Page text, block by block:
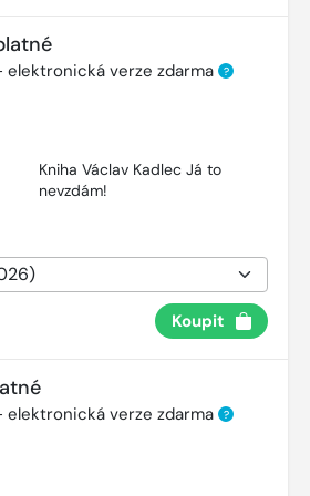
elektronická verze zdarma ?
Kniha Václav Kadlec Já to
nevzdám!
Koupit
elektronická verze zdarma ?